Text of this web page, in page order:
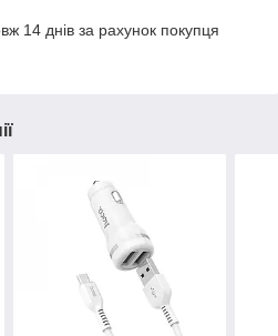
14 днів за рахунок покупця